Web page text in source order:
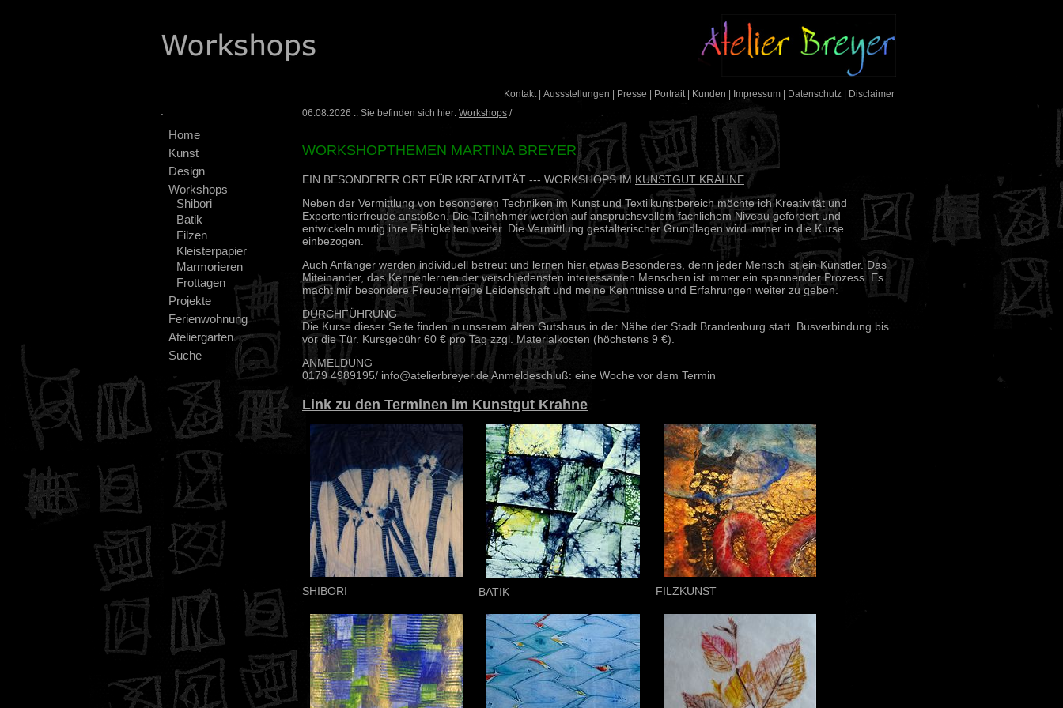
Kontakt| Aussstellungen Presse Portrait| Kunden Impressum Datenschutz Disclaimer
Home
Kunst
Design
Workshops
Shibori
Batik
Filzen
Kleisterpapier
Marmorieren
Frottagen
Projekte
Ferienwohnung
Ateliergarten
Suche
06.08.2026 :: Sie befinden sich hier: Workshops /
WORKSHOPTHEMEN MARTINA BREYER
EIN BESONDERER ORT FÜR KREATIVITÄT --- WORKSHOPS IM KUNSTGUT KRAHNE
Neben der Vermittlung von besonderen Techniken im Kunst und Textilkunstbereich möchte ich Kreativität und
Expertentierfreude anstoßen. Die Teilnehmer werden auf anspruchsvollem fachlichem Niveau gefördert und
entwickeln mutig ihre Fähigkeiten weiter. Die Vermittlung gestalterischer Grundlagen wird immer in die Kurse
einbezogen.
Auch Anfänger werden individuell betreut und lernen hier etwas Besonderes, denn jeder Mensch ist ein Künstler. Das
Miteinander, das Kennenlernen der verschiedensten interessanten Menschen ist immer ein spannender Prozess. Es
macht mir besondere Freude meine Leidenschaft und meine Kenntnisse und Erfahrungen weiter zu geben.
DURCHFÜHRUNG
Die Kurse dieser Seite finden in unserem alten Gutshaus in der Nähe der Stadt Brandenburg statt. Busverbindung bis
vor die Tür. Kursgebühr 60 € pro Tag zzgl. Materialkosten (höchstens 9 €).
ANMELDUNG
0179 4989195/ info@atelierbreyer.de Anmeldeschluß: eine Woche vor dem Termin
Link zu den Terminen im Kunstgut Krahne
SHIBORI BATIK FILZKUNST